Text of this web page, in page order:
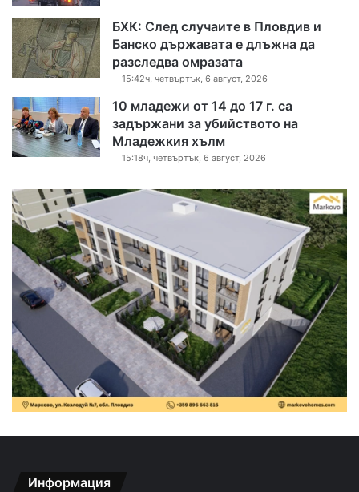
БХК: След случаите в Пловдив и
Банско държавата е длъжна да
разследва омразата
15:42ч, четвъртък, 6 август, 2026
10 младежи от 14 до 17 г. са
задържани за убийството на
Младежкия хълм
15:18ч, четвъртък, 6 август, 2026
Информация